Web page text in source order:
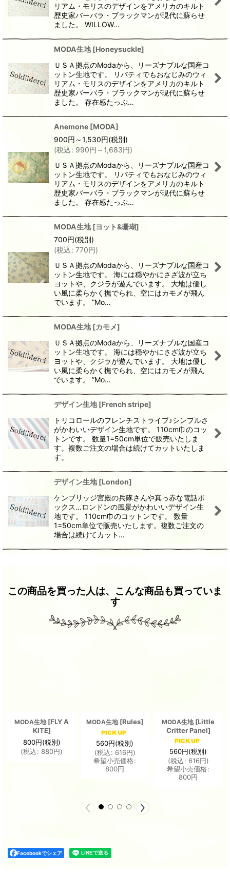
リアム・モリスのデザインをアメリカのキルト
歴史家バーバラ・ブラックマンが現代に蘇らせ
ました。 WILLOW…
MODA生地 [Honeysuckle]
ＵＳＡ拠点のModaから、リーズナブルな国産コ
ットン生地です。 リバティでもおなじみのウィ
リアム・モリスのデザインをアメリカのキルト
歴史家バーバラ・ブラックマンが現代に蘇らせ
ました。 存在感たっぷ…
Anemone [MODA]
900円 ～1,530円(税別)
(税込: 990円 ～1,683円)
ＵＳＡ拠点のModaから、リーズナブルな国産コ
ットン生地です。 リバティでもおなじみのウィ
リアム・モリスのデザインをアメリカのキルト
歴史家バーバラ・ブラックマンが現代に蘇らせ
ました。 存在感たっぷ…
MODA生地 [ヨット&珊瑚]
700円(税別)
(税込: 770円)
ＵＳＡ拠点のModaから、リーズナブルな国産コ
ットン生地です。 海には穏やかにさざ波が立ち
ヨットや、クジラが遊んでいます。 大地は優し
い風に柔らかく撫でられ、空にはカモメが飛ん
でいます。 ”Mo…
MODA生地 [カモメ]
ＵＳＡ拠点のModaから、リーズナブルな国産コ
ットン生地です。 海には穏やかにさざ波が立ち
ヨットや、クジラが遊んでいます。 大地は優し
い風に柔らかく撫でられ、空にはカモメが飛ん
でいます。 ”Mo…
デザイン生地 [French stripe]
トリコロールのフレンチストライプ♪シンプルさ
がかわいいデザイン生地です。 110cm巾のコッ
トンです。 数量1=50cm単位で販売いたしま
す。複数ご注文の場合は続けてカットいたしま
す。
デザイン生地 [London]
ケンブリッジ宮殿の兵隊さんや真っ赤な電話ボ
ックス…ロンドンの風景がかわいいデザイン生
地です。 110cm巾のコットンです。 数量
1=50cm単位で販売いたします。複数ご注文の
場合は続けてカット…
この商品を買った人は、こんな商品も買っていま
す
MODA生地 [FLY A
KITE]
800円(税別)
(税込: 880円)
MODA生地 [Rules]
560円(税別)
(税込: 616円)
希望小売価格:
800円
MODA生地 [Little
Critter Panel]
560円(税別)
(税込: 616円)
希望小売価格:
800円
Facebookでシェア